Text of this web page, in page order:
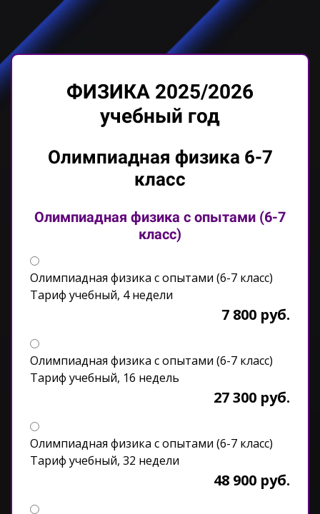
ФИЗИКА 2025/2026
учебный год
Олимпиадная физика 6-7
класс
Олимпиадная физика с опытами (6-7
класс)
Олимпиадная физика с опытами (6-7 класс)
Тариф учебный, 4 недели
7 800 руб.
Олимпиадная физика с опытами (6-7 класс)
Тариф учебный, 16 недель
27 300 руб.
Олимпиадная физика с опытами (6-7 класс)
Тариф учебный, 32 недели
48 900 руб.